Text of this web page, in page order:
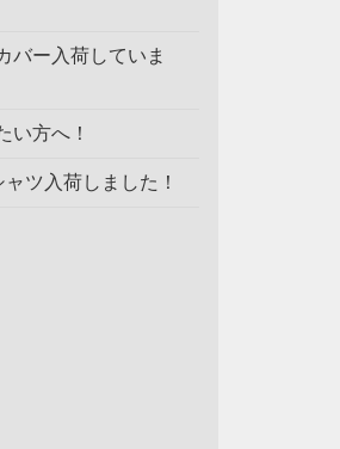
バー入荷していま
い方へ！
ツ入荷しました！